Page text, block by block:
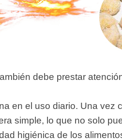
debe prestar
en el uso diario. Una vez
simple, lo que no solo
higiénica de los